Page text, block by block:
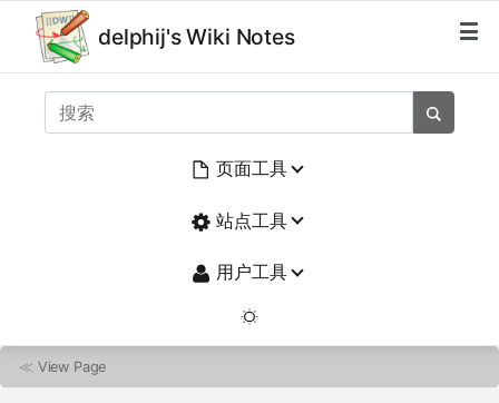
delphij's Wiki Notes
页面工具
站点工具
用户工具
≪ View Page